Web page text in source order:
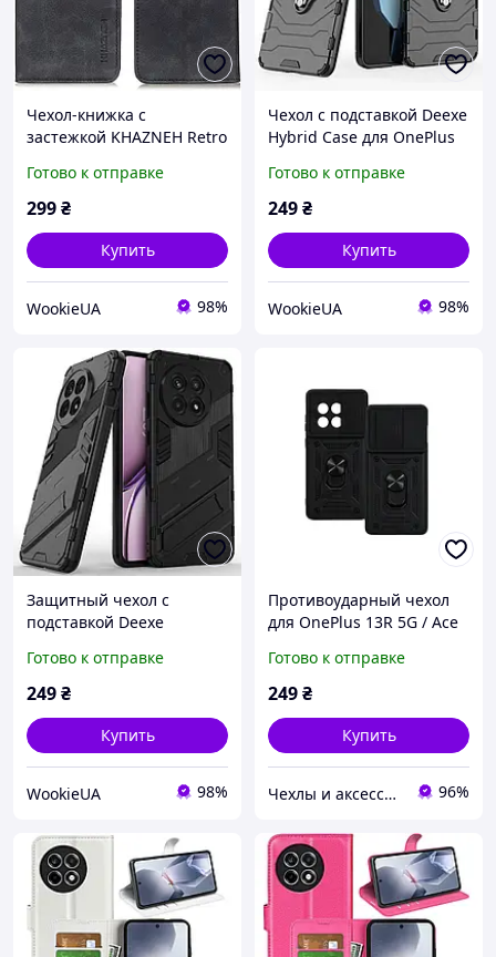
Чехол-книжка с
застежкой KHAZNEH Retro
Ace 5 / Ace 5 Pro - Black
Готово к отправке
299₴
Купить
WookieUA 98%
Чехол с подставкой Deexe
Hybrid Case для OnePlus
Black
Готово к отправке
249₴
Купить
WookieUA 98%
Защитный чехол с
подставкой Deexe
/ Ace 5 / Ace 5 Pro - Black
Готово к отправке
249₴
Купить
WookieUA 98%
Противоударный чехол
для OnePlus 13R 5G / Ace
Антишок Шторка кольцо
Черный
Готово к отправке
249₴
Купить
Чехлы и аксессуары | Mob4 96%